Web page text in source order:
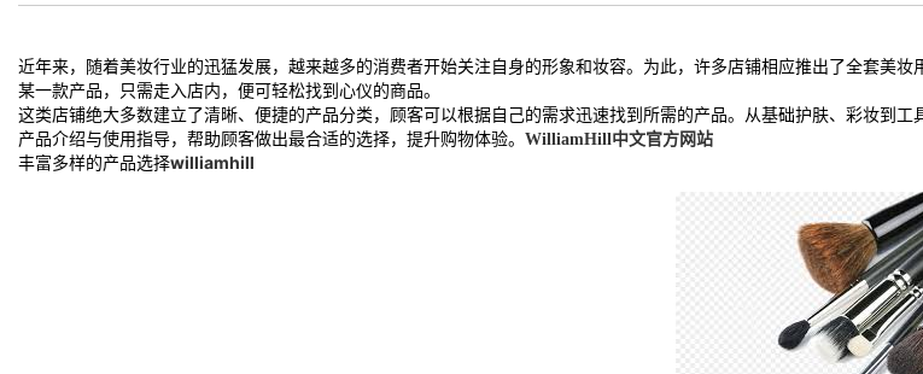
近年来，随着美妆行业的迅猛发展，越来越多的消费者开始关注自身的形象和妆容。为此，许多店铺相应推出了全套美
某一款产品，只需走入店内，便可轻松找到心仪的商品。
这类店铺绝大多数建立了清晰、便捷的产品分类，顾客可以根据自己的需求迅速找到所需的产品。从基础护肤、彩妆到
产品介绍与使用指导，帮助顾客做出最合适的选择，提升购物体验。 WilliamHill中文官方网站
丰富多样的产品选择williamhill